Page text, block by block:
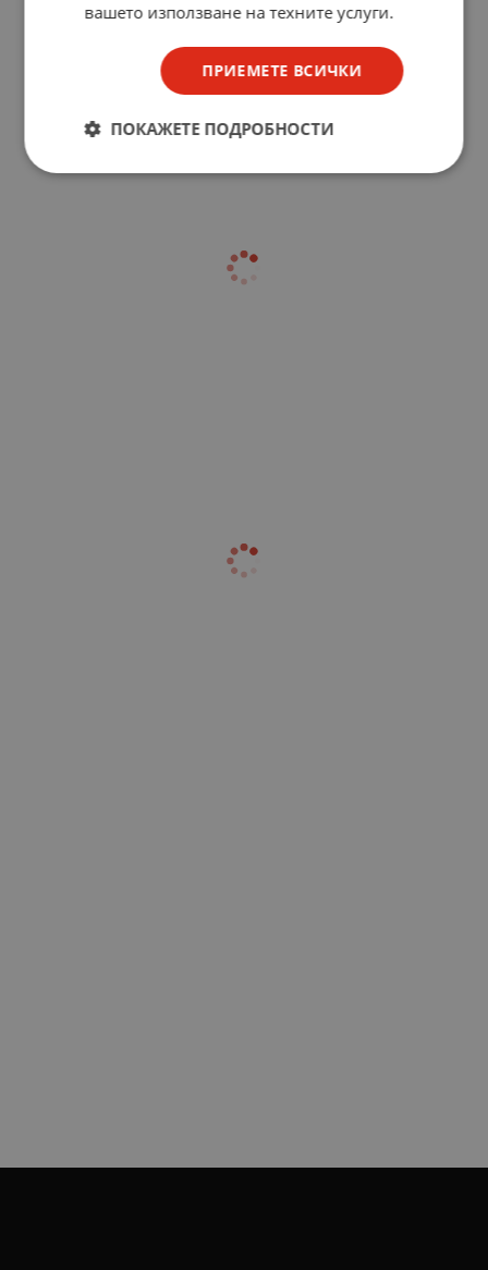
вашето използване на техните услуги.
ПРИЕМЕТЕ ВСИЧКИ
ПОКАЖЕТЕ ПОДРОБНОСТИ